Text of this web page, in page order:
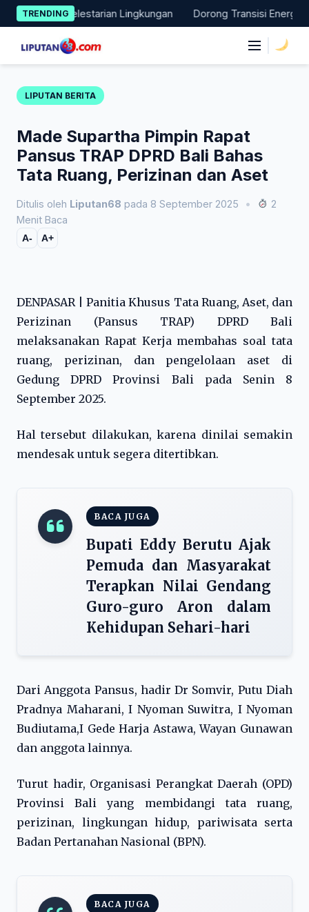
Skip
to
content
TRENDING
Pelestarian Lingkungan Dorong Transisi Energi di NTT,
LIPUTAN BERITA
Made Supartha Pimpin Rapat
Pansus TRAP DPRD Bali Bahas
Tata Ruang, Perizinan dan Aset
Ditulis oleh Liputan68 pada 8 September 2025 •
2
Menit Baca
A- A+
DENPASAR | Panitia Khusus Tata Ruang, Aset, dan
Perizinan (Pansus TRAP) DPRD Bali
melaksanakan Rapat Kerja membahas soal tata
ruang, perizinan, dan pengelolaan aset di
Gedung DPRD Provinsi Bali pada Senin 8
September 2025.
Hal tersebut dilakukan, karena dinilai semakin
mendesak untuk segera ditertibkan.
BACA JUGA
Bupati Eddy Berutu Ajak
Pemuda dan Masyarakat
Terapkan Nilai Gendang
Guro-guro Aron dalam
Kehidupan Sehari-hari
Dari Anggota Pansus, hadir Dr Somvir, Putu Diah
Pradnya Maharani, I Nyoman Suwitra, I Nyoman
Budiutama,I Gede Harja Astawa, Wayan Gunawan
dan anggota lainnya.
Turut hadir, Organisasi Perangkat Daerah (OPD)
Provinsi Bali yang membidangi tata ruang,
perizinan, lingkungan hidup, pariwisata serta
Badan Pertanahan Nasional (BPN).
BACA JUGA